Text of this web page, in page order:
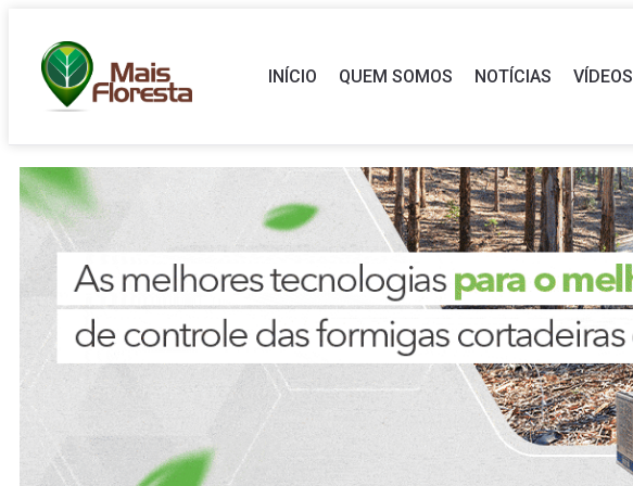
INÍCIO QUEM SOMOS NOTÍCIAS VÍDEOS